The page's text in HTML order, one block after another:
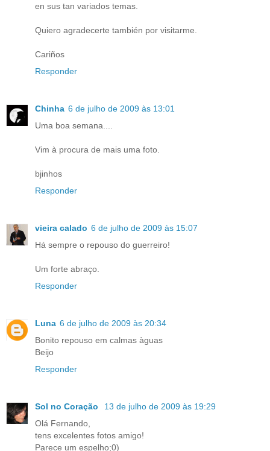
en sus tan variados temas.
Quiero agradecerte también por visitarme.
Cariños
Responder
Chinha 6 de julho de 2009 às 13:01
Uma boa semana....
Vim à procura de mais uma foto.
bjinhos
Responder
vieira calado 6 de julho de 2009 às 15:07
Há sempre o repouso do guerreiro!
Um forte abraço.
Responder
Luna 6 de julho de 2009 às 20:34
Bonito repouso em calmas àguas
Beijo
Responder
Sol no Coração
13 de julho de 2009 às 19:29
Olá Fernando,
tens excelentes fotos amigo!
Parece um espelho;0)